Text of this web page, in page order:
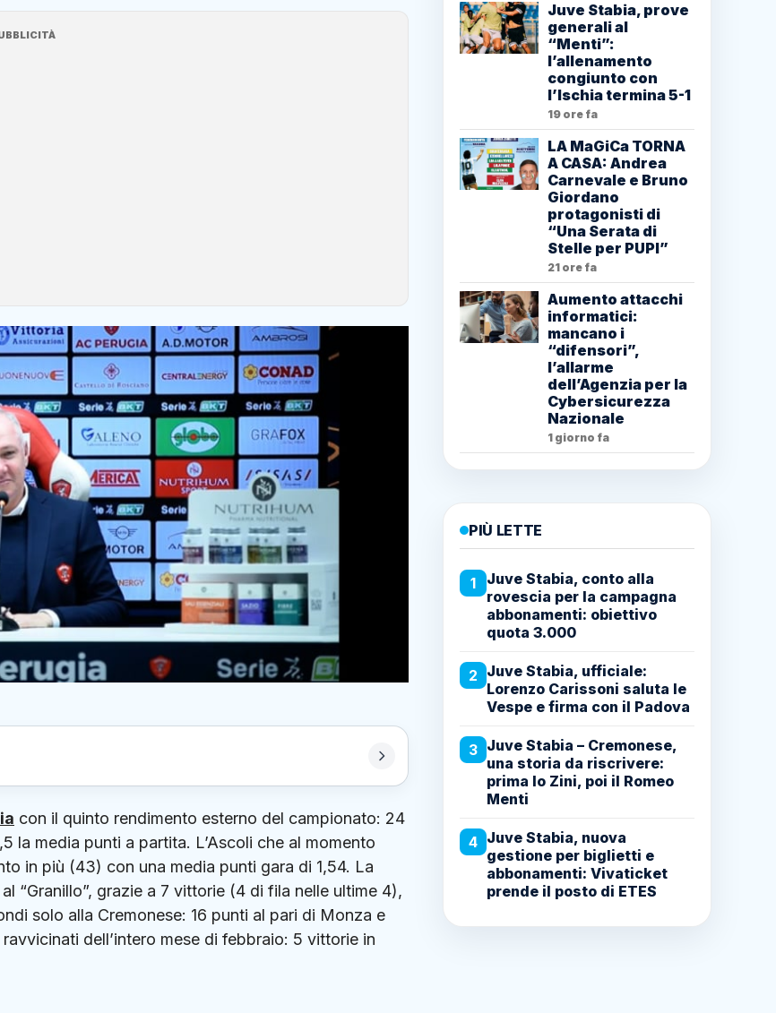
con il quinto rendimento esterno del campionato: 24
media punti a partita. L’Ascoli che al momento
in più (43) con una media punti gara di 1,54. La
“Granillo”, grazie a 7 vittorie (4 di fila nelle ultime 4),
solo alla Cremonese: 16 punti al pari di Monza e
dell’intero mese di febbraio: 5 vittorie in
Juve Stabia, prove
generali al
“Menti”:
l’allenamento
congiunto con
l’Ischia termina 5-1
19 ore fa
LA MaGiCa TORNA
A CASA: Andrea
Carnevale e Bruno
Giordano
protagonisti di
“Una Serata di
Stelle per PUPI”
21 ore fa
Aumento attacchi
informatici:
mancano i
“difensori”,
l’allarme
dell’Agenzia per la
Cybersicurezza
Nazionale
1 giorno fa
PIÙ LETTE
1
Juve Stabia, conto alla
rovescia per la campagna
abbonamenti: obiettivo
quota 3.000
2 Juve Stabia, ufficiale:
Lorenzo Carissoni saluta le
Vespe e firma con il Padova
3 Juve Stabia – Cremonese,
una storia da riscrivere:
prima lo Zini, poi il Romeo
Menti
4 Juve Stabia, nuova
gestione per biglietti e
abbonamenti: Vivaticket
prende il posto di ETES